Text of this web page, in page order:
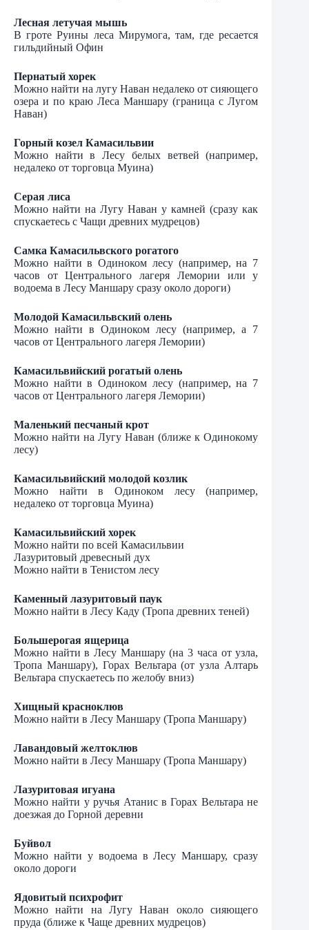
Лесная летучая мышь
В гроте Руины леса Мирумога, там, где ресается
гильдийный Офин
Пернатый хорек
Можно найти на лугу Наван недалеко от сияющего
озера и по краю Леса Маншару (граница с Лугом
Наван)
Горный козел Камасильвии
Можно найти в Лесу белых ветвей (например,
недалеко от торговца Муина)
Серая лиса
Можно найти на Лугу Наван у камней (сразу как
спускаетесь с Чащи древних мудрецов)
Самка Камасильвского рогатого
Можно найти в Одиноком лесу (например, на 7
часов от Центрального лагеря Лемории или у
водоема в Лесу Маншару сразу около дороги)
Молодой Камасильвский олень
Можно найти в Одиноком лесу (например, а 7
часов от Центрального лагеря Лемории)
Камасильвийский рогатый олень
Можно найти в Одиноком лесу (например, на 7
часов от Центрального лагеря Лемории)
Маленький песчаный крот
Можно найти на Лугу Наван (ближе к Одинокому
лесу)
Камасильвийский молодой козлик
Можно найти в Одиноком лесу (например,
недалеко от торговца Муина)
Камасильвийский хорек
Можно найти по всей Камасильвии
Лазуритовый древесный дух
Можно найти в Тенистом лесу
Каменный лазуритовый паук
Можно найти в Лесу Каду (Тропа древних теней)
Большерогая ящерица
Можно найти в Лесу Маншару (на 3 часа от узла,
Тропа Маншару), Горах Вельтара (от узла Алтарь
Вельтара спускаетесь по желобу вниз)
Хищный красноклюв
Можно найти в Лесу Маншару (Тропа Маншару)
Лавандовый желтоклюв
Можно найти в Лесу Маншару (Тропа Маншару)
Лазуритовая игуана
Можно найти у ручья Атанис в Горах Вельтара не
доезжая до Горной деревни
Буйвол
Можно найти у водоема в Лесу Маншару, сразу
около дороги
Ядовитый психрофит
Можно найти на Лугу Наван около сияющего
пруда (ближе к Чаще древних мудрецов)